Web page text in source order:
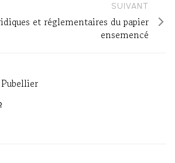
SUIVANT
et réglementaires du papier
ensemencé